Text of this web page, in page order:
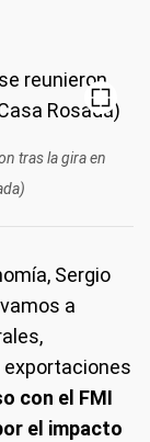
tras la gira en
Sergio
a
con el FMI
el impacto